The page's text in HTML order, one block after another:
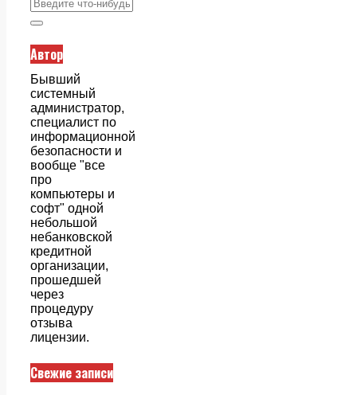
Автор
Бывший
системный
администратор,
специалист по
информационной
безопасности и
вообще "все
про
компьютеры и
софт" одной
небольшой
небанковской
кредитной
организации,
прошедшей
через
процедуру
отзыва
лицензии.
Свежие записи